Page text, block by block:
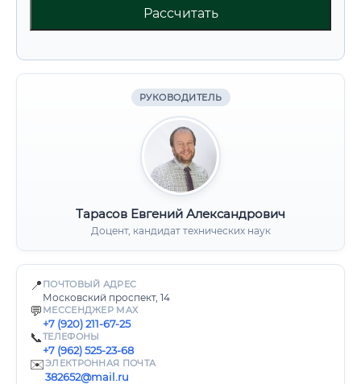
Рассчитать
РУКОВОДИТЕЛЬ
Тарасов Евгений Александрович
Доцент, кандидат технических наук
📍 ПОЧТОВЫЙ АДРЕС
Московский проспект, 14
💬 МЕССЕНДЖЕР MAX
+7 (920) 211-67-25
📞ТЕЛЕФОНЫ
+7 (962) 525-23-68
✉️ЭЛЕКТРОННАЯ ПОЧТА
382652@mail.ru